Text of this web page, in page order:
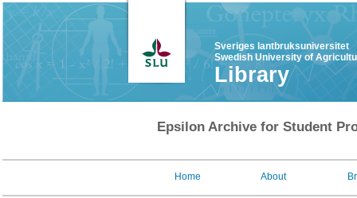
Sveriges lantbruksuniversitet
Swedish University of
Library
Epsilon Archive for Student
Home About